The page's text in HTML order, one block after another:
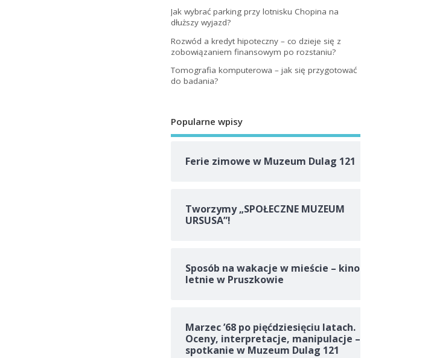
Jak wybrać parking przy lotnisku Chopina na
dłuższy wyjazd?
Rozwód a kredyt hipoteczny – co dzieje się z
zobowiązaniem finansowym po rozstaniu?
Tomografia komputerowa – jak się przygotować
do badania?
Popularne wpisy
Ferie zimowe w Muzeum Dulag 121
Tworzymy „SPOŁECZNE MUZEUM
URSUSA”!
Sposób na wakacje w mieście – kino
letnie w Pruszkowie
Marzec ’68 po pięćdziesięciu latach.
Oceny, interpretacje, manipulacje –
spotkanie w Muzeum Dulag 121